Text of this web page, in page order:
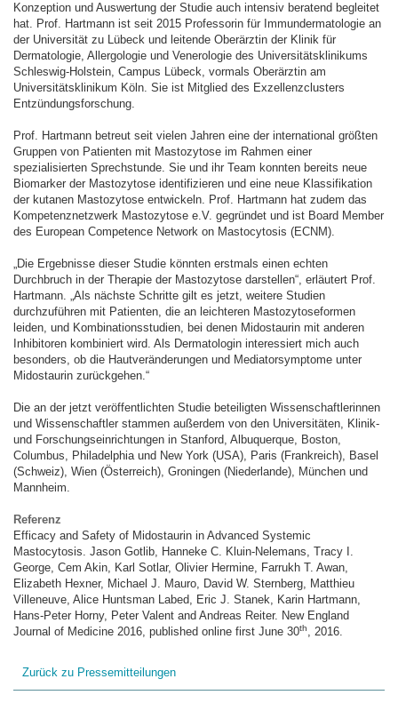
Konzeption und Auswertung der Studie auch intensiv beratend begleitet
hat. Prof. Hartmann ist seit 2015 Professorin für Immundermatologie an
der Universität zu Lübeck und leitende Oberärztin der Klinik für
Dermatologie, Allergologie und Venerologie des Universitätsklinikums
Schleswig-Holstein, Campus Lübeck, vormals Oberärztin am
Universitätsklinikum Köln. Sie ist Mitglied des Exzellenzclusters
Entzündungsforschung.
Prof. Hartmann betreut seit vielen Jahren eine der international größten
Gruppen von Patienten mit Mastozytose im Rahmen einer
spezialisierten Sprechstunde. Sie und ihr Team konnten bereits neue
Biomarker der Mastozytose identifizieren und eine neue Klassifikation
der kutanen Mastozytose entwickeln. Prof. Hartmann hat zudem das
Kompetenznetzwerk Mastozytose e.V. gegründet und ist Board Member
des European Competence Network on Mastocytosis (ECNM).
„Die Ergebnisse dieser Studie könnten erstmals einen echten
Durchbruch in der Therapie der Mastozytose darstellen“, erläutert Prof.
Hartmann. „Als nächste Schritte gilt es jetzt, weitere Studien
durchzuführen mit Patienten, die an leichteren Mastozytoseformen
leiden, und Kombinationsstudien, bei denen Midostaurin mit anderen
Inhibitoren kombiniert wird. Als Dermatologin interessiert mich auch
besonders, ob die Hautveränderungen und Mediatorsymptome unter
Midostaurin zurückgehen.“
Die an der jetzt veröffentlichten Studie beteiligten Wissenschaftlerinnen
und Wissenschaftler stammen außerdem von den Universitäten, Klinik-
und Forschungseinrichtungen in Stanford, Albuquerque, Boston,
Columbus, Philadelphia und New York (USA), Paris (Frankreich), Basel
(Schweiz), Wien (Österreich), Groningen (Niederlande), München und
Mannheim.
Referenz
Efficacy and Safety of Midostaurin in Advanced Systemic
Mastocytosis. Jason Gotlib, Hanneke C. Kluin-Nelemans, Tracy I.
George, Cem Akin, Karl Sotlar, Olivier Hermine, Farrukh T. Awan,
Elizabeth Hexner, Michael J. Mauro, David W. Sternberg, Matthieu
Villeneuve, Alice Huntsman Labed, Eric J. Stanek, Karin Hartmann,
Hans-Peter Horny, Peter Valent and Andreas Reiter. New England
Journal of Medicine 2016, published online first June 30th, 2016.
Zurück zu Pressemitteilungen